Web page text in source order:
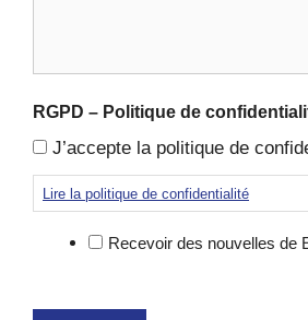
RGPD – Politique de
J’accepte la politique de
Lire la politique de confidentialité
Recevoir des nouvelles de